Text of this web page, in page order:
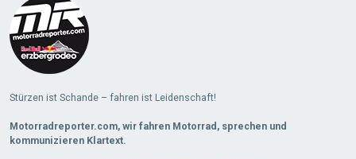
Stürzen ist Schande – fahren ist Leidenschaft!
Motorradreporter.com, wir fahren Motorrad, sprechen und
kommunizieren Klartext.